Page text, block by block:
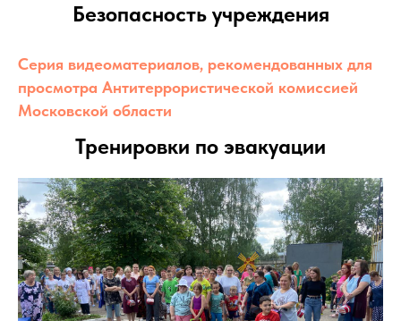
Безопасность учреждения
Серия видеоматериалов, рекомендованных для
просмотра Антитеррористической комиссией
Московской области
Тренировки по эвакуации